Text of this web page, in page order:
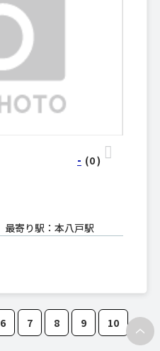
最寄り駅：本八戸駅
- (0)
6 7 8 9 10